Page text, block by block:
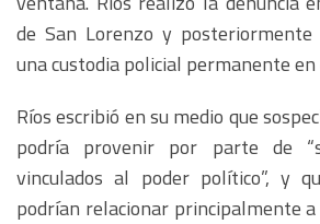
de San Lorenzo y
una custodia policial permanente en
Ríos escribió en su medio que
podría provenir por parte de
vinculados al poder político”, y
podrían relacionar principalmente